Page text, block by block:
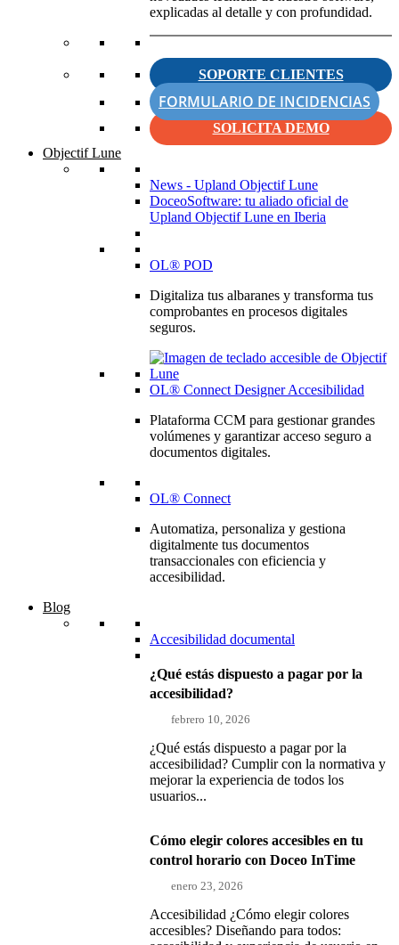
explicadas al detalle y con profundidad.
SOPORTE CLIENTES
FORMULARIO DE INCIDENCIAS
SOLICITA DEMO
Objectif Lune
News - Upland Objectif Lune
DoceoSoftware: tu aliado oficial de
Upland Objectif Lune en Iberia
OL® POD
Digitaliza tus albaranes y transforma tus
comprobantes en procesos digitales
seguros.
OL® Connect Designer Accesibilidad
Plataforma CCM para gestionar grandes
volúmenes y garantizar acceso seguro a
documentos digitales.
OL® Connect
Automatiza, personaliza y gestiona
digitalmente tus documentos
transaccionales con eficiencia y
accesibilidad.
Blog
Accesibilidad documental
¿Qué estás dispuesto a pagar por la
accesibilidad?
febrero 10, 2026
¿Qué estás dispuesto a pagar por la
accesibilidad? Cumplir con la normativa y
mejorar la experiencia de todos los
usuarios...
Cómo elegir colores accesibles en tu
control horario con Doceo InTime
enero 23, 2026
Accesibilidad ¿Cómo elegir colores
accesibles? Diseñando para todos: